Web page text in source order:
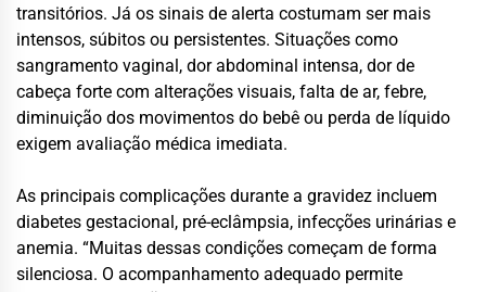
transitórios. Já os sinais de alerta costumam ser mais
intensos, súbitos ou persistentes. Situações como
sangramento vaginal, dor abdominal intensa, dor de
cabeça forte com alterações visuais, falta de ar, febre,
diminuição dos movimentos do bebê ou perda de líquido
exigem avaliação médica imediata.
As principais complicações durante a gravidez incluem
diabetes gestacional, pré-eclâmpsia, infecções urinárias e
anemia. “Muitas dessas condições começam de forma
silenciosa. O acompanhamento adequado permite